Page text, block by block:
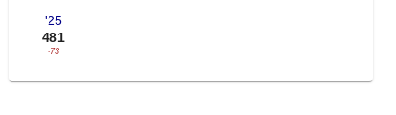
'25
481
-73